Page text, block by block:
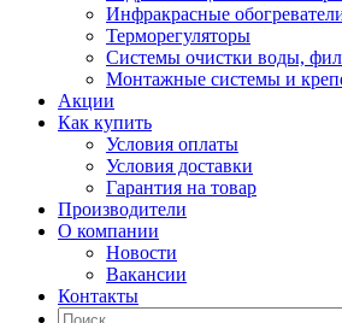
Инфракрасные
Терморегуляторы
Системы очистки воды,
Монтажные системы и
Акции
Как купить
Условия оплаты
Условия доставки
Гарантия на товар
Производители
О компании
Новости
Вакансии
Контакты